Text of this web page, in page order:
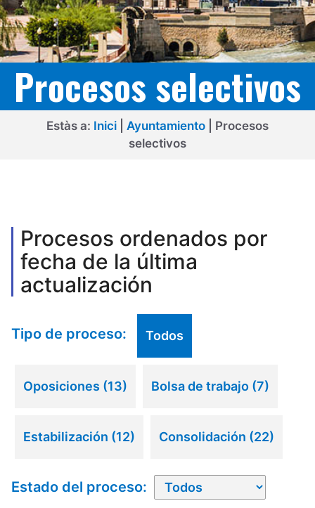
Procesos selectivos
Estàs a: Inici Ayuntamiento
Procesos
selectivos
Procesos ordenados por
fecha de la última
actualización
Tipo de proceso: Todos
Oposiciones (13) Bolsa de trabajo (7)
Estabilización (12) Consolidación (22)
Estado del proceso: